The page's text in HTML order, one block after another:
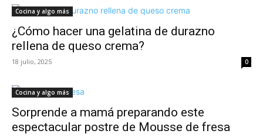
Cocina y algo más
¿Cómo hacer una gelatina de durazno
rellena de queso crema?
18 julio, 2025 0
Cocina y algo más
Sorprende a mamá preparando este
espectacular postre de Mousse de fresa